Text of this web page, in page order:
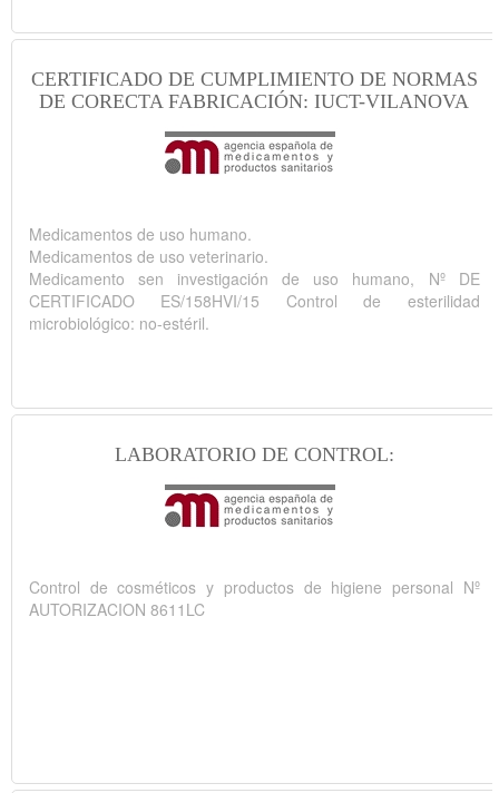
CERTIFICADO DE CUMPLIMIENTO DE NORMAS
DE CORECTA FABRICACIÓN: IUCT-VILANOVA
Medicamentos de uso humano.
Medicamentos de uso veterinario.
Medicamento sen investigación de uso humano, Nº DE
CERTIFICADO ES/158HVI/15 Control de esterilidad
microbiológico: no-estéril.
LABORATORIO DE CONTROL:
Control de cosméticos y productos de higiene personal Nº
AUTORIZACION 8611LC